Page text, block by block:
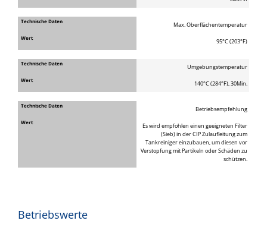
Max. Oberflächentemperatur
95°C (203°F)
Umgebungstemperatur
140°C (284°F), 30Min.
Betriebsempfehlung
Es wird empfohlen einen geeigneten Filter
(Sieb) in der CIP Zulaufleitung zum
Tankreiniger einzubauen, um diesen vor
Verstopfung mit Partikeln oder Schäden zu
schützen.
Betriebswerte